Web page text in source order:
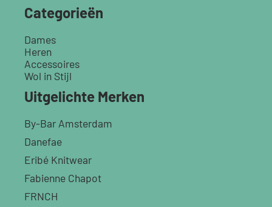
Categorieën
Dames
Heren
Accessoires
Wol in Stijl
Uitgelichte Merken
By-Bar Amsterdam
Danefae
Eribé Knitwear
Fabienne Chapot
FRNCH